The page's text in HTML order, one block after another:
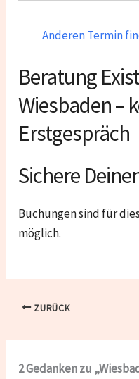
Anderen Termin
Beratung
Wiesbaden –
Erstgespräch
Sichere
Buchungen sind für
möglich.
ZURÜCK
2 Gedanken zu